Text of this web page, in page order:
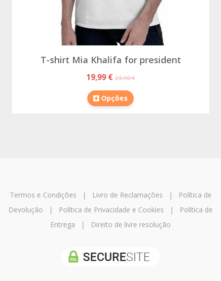
T-shirt Mia Khalifa for president
19,99 €23,90 €
Opções
Termos e Condições | Livro de Reclamações |
Política de
Devolução | Política de Privacidade e Cookies |
Política de
Entrega | Direito de livre resolução